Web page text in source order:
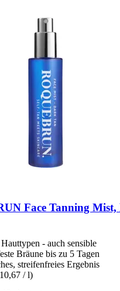
Face Tanning
- auch sensible
Bräune bis zu 5 Tagen
streifenfreies Ergebnis
/ l)